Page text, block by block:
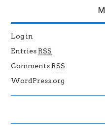
Log in
Entries RSS
Comments RSS
WordPress.org